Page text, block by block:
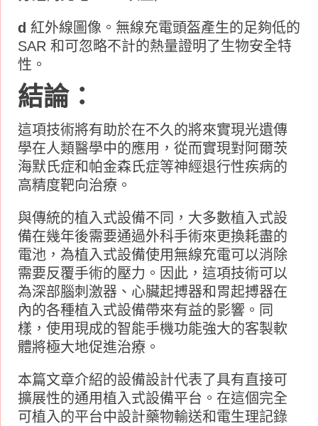
d 紅外線圖像。無線充電頭盔產生的足夠低的
SAR 和可忽略不計的熱量證明了生物安全特
性。
結論：
這項技術將有助於在不久的將來實現光遺傳
學在人類醫學中的應用，從而實現對阿爾茨
海默氏症和帕金森氏症等神經退行性疾​​病的
高精度靶向治療。
與傳統的植入式設備不同，大多數植入式設
備在幾年後需要通過外科手術來更換耗盡的
電池，為植入式設備使用無線充電可以消除
需要反覆手術的壓力。因此，這項技術可以
為深部腦刺激器、心臟起搏器和胃起搏器在
內的各種植入式設備帶來有益的影響。同
樣，使用現成的智能手機功能強大的客製軟
體將極大地促進治療。
本篇文章介紹的設備設計代表了具有直接可
擴展性的通用植入式設備平台。在這個完全
可植入的平台中設計藥物輸送和電生理記錄